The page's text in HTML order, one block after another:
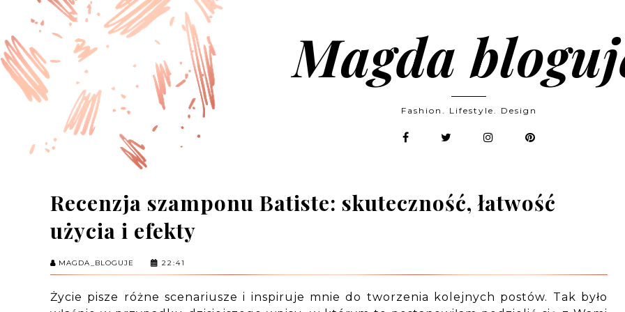
Magda
Fashion. Lifestyle. Design
Recenzja szamponu Batiste: skuteczność, łatwość
użycia i efekty
MAGDA_BLOGUJE 22:41
Życie pisze różne scenariusze i inspiruje mnie do tworzenia kolejnych postów. Tak było